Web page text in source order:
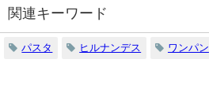
関連キーワード
パスタ ヒルナンデス ワンパン